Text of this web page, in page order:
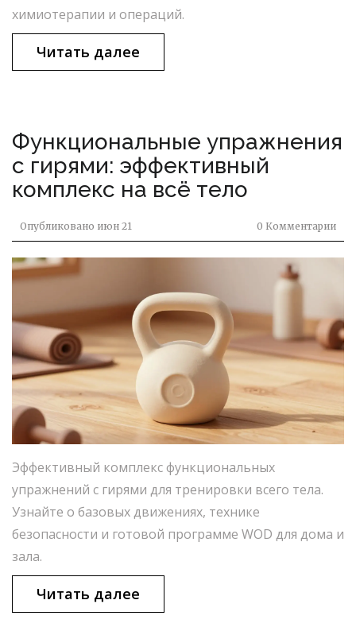
химиотерапии и операций.
Читать далее
Функциональные упражнения
с гирями: эффективный
комплекс на всё тело
Опубликовано июн 21 0 Комментарии
Эффективный комплекс функциональных
упражнений с гирями для тренировки всего тела.
Узнайте о базовых движениях, технике
безопасности и готовой программе WOD для дома и
зала.
Читать далее